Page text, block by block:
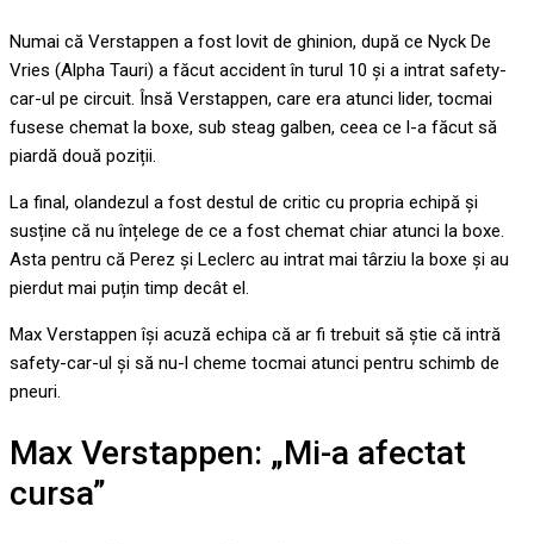
Numai că Verstappen a fost lovit de ghinion, după ce Nyck De
Vries (Alpha Tauri) a făcut accident în turul 10 și a intrat safety-
car-ul pe circuit. Însă Verstappen, care era atunci lider, tocmai
fusese chemat la boxe, sub steag galben, ceea ce l-a făcut să
piardă două poziții.
La final, olandezul a fost destul de critic cu propria echipă și
susține că nu înțelege de ce a fost chemat chiar atunci la boxe.
Asta pentru că Perez și Leclerc au intrat mai târziu la boxe și au
pierdut mai puțin timp decât el.
Max Verstappen își acuză echipa că ar fi trebuit să știe că intră
safety-car-ul și să nu-l cheme tocmai atunci pentru schimb de
pneuri.
Max Verstappen: „Mi-a afectat
cursa”